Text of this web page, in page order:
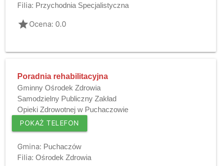
Filia: Przychodnia Specjalistyczna
gradeOcena: 0.0
Poradnia rehabilitacyjna
Gminny Ośrodek Zdrowia
Samodzielny Publiczny Zakład
Opieki Zdrowotnej w Puchaczowie
POKAŻ TELEFON
Gmina: Puchaczów
Filia: Ośrodek Zdrowia